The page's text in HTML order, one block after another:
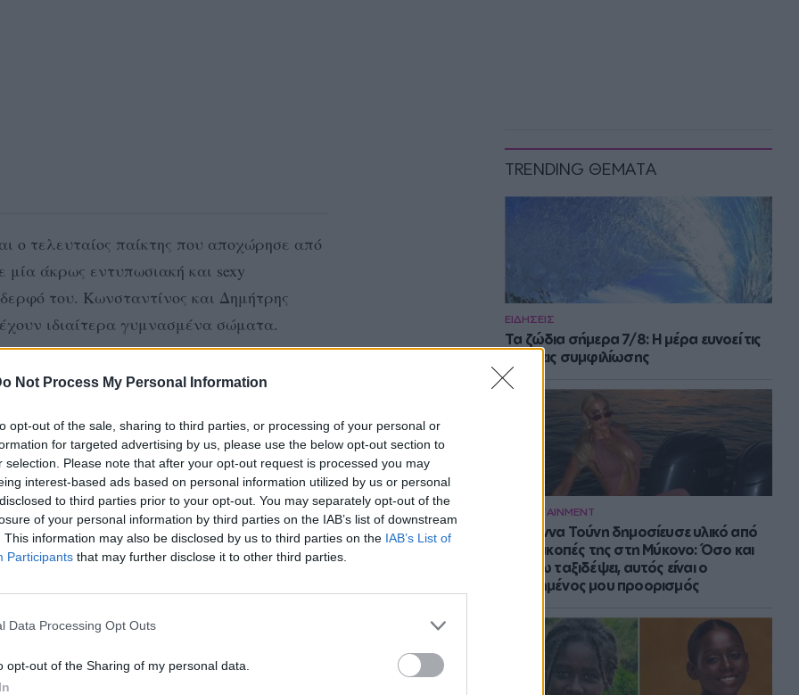
Not Process My Personal Information
opt-out of the sale, sharing to third parties, or processing of your personal or
for targeted advertising by us, please use the below opt-out section to
selection. Please note that after your opt-out request is processed you may
interest-based ads based on personal information utilized by us or personal
to third parties prior to your opt-out. You may separately opt-out of the
of your personal information by third parties on the IAB’s list of downstream
This information may also be disclosed by us to third parties on the IAB’s List of
Participants that may further disclose it to other third parties.
Data Processing Opt Outs
opt-out of the Sharing of my personal data.
TRENDING ΘΕΜΑΤΑ
ΕΙΔΗΣΕΙΣ
Τα ζώδια σήμερα 7/8: Η μέρα ευνοεί τις
κινήσεις συμφιλίωσης
ENTERTAINMENT
Η Ιωάννα Τούνη δημοσίευσε υλικό από
τις διακοπές της στη Μύκονο: Όσο και
αν έχω ταξιδέψει, αυτός είναι ο
αγαπημένος μου προορισμός
ο τελευταίος παίκτης που αποχώρησε από
μία άκρως εντυπωσιακή και sexy
του. Κωνσταντίνος και Δημήτρης
ιδιαίτερα γυμνασμένα σώματα.
Μπιμπισίδη και το περιοδικό Down
το θέμα της καταγωγής τους, για την